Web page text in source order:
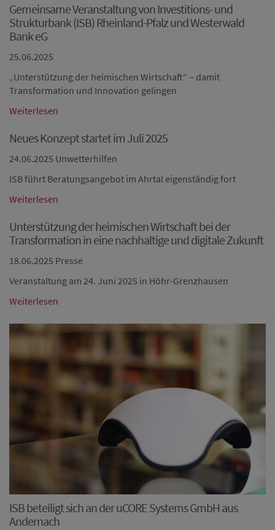
Gemeinsame Veranstaltung von Investitions- und
Strukturbank (ISB) Rheinland-Pfalz und Westerwald
Bank eG
25.06.2025
„Unterstützung der heimischen Wirtschaft“ – damit
Transformation und Innovation gelingen
Weiterlesen
Neues Konzept startet im Juli 2025
24.06.2025 Unwetterhilfen
ISB führt Beratungsangebot im Ahrtal eigenständig fort
Weiterlesen
Unterstützung der heimischen Wirtschaft bei der
Transformation in eine nachhaltige und digitale Zukunft
18.06.2025 Presse
Veranstaltung am 24. Juni 2025 in Höhr-Grenzhausen
Weiterlesen
ISB beteiligt sich an der uCORE Systems GmbH aus
Andernach